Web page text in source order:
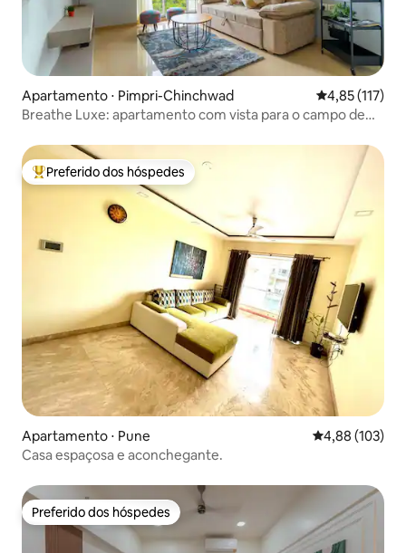
Apartamento ⋅ Pimpri-Chinchwad 4,85 de uma
4,85 (117)
Breathe Luxe: apartamento com vista para o campo de
Entre os melhores preferidos dos hóspedes
Preferido dos hóspedes
Apartamento ⋅ Pune 4,88 de uma
4,88 (103)
Casa espaçosa e aconchegante.
Preferido dos hóspedes
Preferido dos hóspedes